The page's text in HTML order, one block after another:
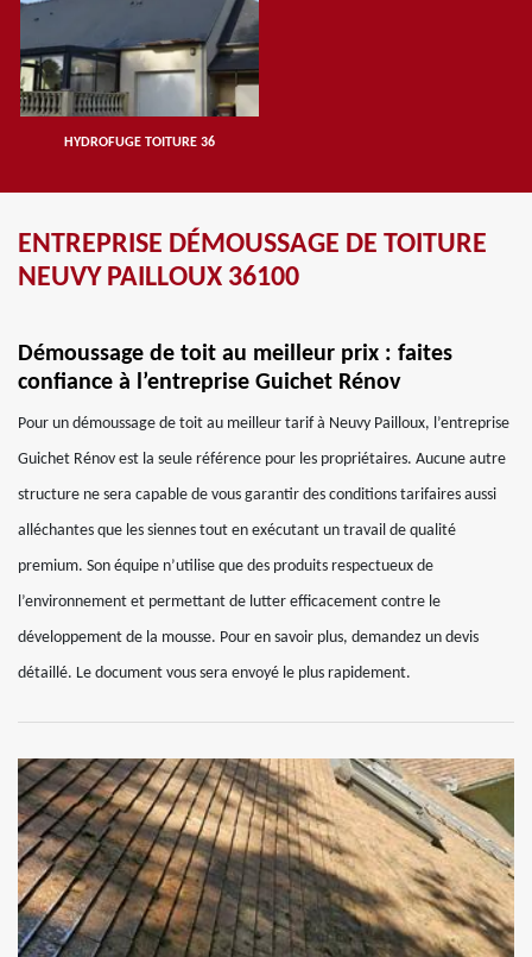
HYDROFUGE TOITURE 36
ENTREPRISE DÉMOUSSAGE DE TOITURE
NEUVY PAILLOUX 36100
Démoussage de toit au meilleur prix : faites
confiance à l’entreprise Guichet Rénov
Pour un démoussage de toit au meilleur tarif à Neuvy Pailloux, l’entreprise
Guichet Rénov est la seule référence pour les propriétaires. Aucune autre
structure ne sera capable de vous garantir des conditions tarifaires aussi
alléchantes que les siennes tout en exécutant un travail de qualité
premium. Son équipe n’utilise que des produits respectueux de
l’environnement et permettant de lutter efficacement contre le
développement de la mousse. Pour en savoir plus, demandez un devis
détaillé. Le document vous sera envoyé le plus rapidement.